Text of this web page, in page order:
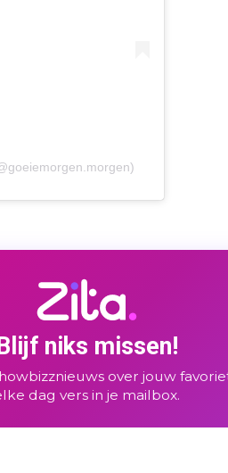
niks missen!
over jouw
dag vers in je mailbox.